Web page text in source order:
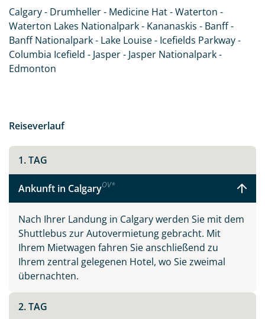
dieser spannenden Region. Lassen Sie sich von der
landschaftlichen Schönheit und der Gastfreundschaft
Albertas begeistern.
Calgary - Drumheller - Medicine Hat - Waterton -
Waterton Lakes Nationalpark - Kananaskis - Banff -
Banff Nationalpark - Lake Louise - Icefields Parkway -
Columbia Icefield - Jasper - Jasper Nationalpark -
Edmonton
Reiseverlauf
1. TAG
Ankunft in CalgaryOV*
Nach Ihrer Landung in Calgary werden Sie mit dem
Shuttlebus zur Autovermietung gebracht. Mit
Ihrem Mietwagen fahren Sie anschließend zu
Ihrem zentral gelegenen Hotel, wo Sie zweimal
übernachten.
2. TAG